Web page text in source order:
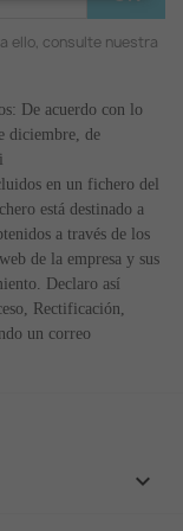
ello, consulte nuestra
De acuerdo con lo
diciembre, de
en un fichero del
está destinado a
a través de los
de la empresa y sus
Declaro así
Rectificación,
un correo
